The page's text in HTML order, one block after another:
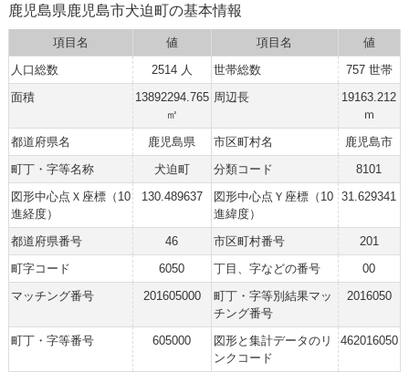
鹿児島県鹿児島市犬迫町の基本情報
項目名 値 項目名
値
人口総数
2514 人 世帯総数
757 世帯
面積
13892294.765
㎡
周辺長
19163.212
ｍ
都道府県名
鹿児島県 市区町村名
鹿児島市
町丁・字等名称
犬迫町 分類コード
8101
図形中心点Ｘ座標（10
進経度）
130.489637
図形中心点Ｙ座標（10
進緯度）
31.629341
都道府県番号 46 市区町村番号
201
町字コード
6050 丁目、字などの番号
00
マッチング番号
201605000
町丁・字等別結果マッ
チング番号
2016050
町丁・字等番号 605000
図形と集計データのリ
ンクコード
462016050